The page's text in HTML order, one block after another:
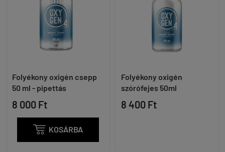
Folyékony oxigén csepp
50 ml - pipettás
8 000 Ft
 KOSÁRBA
Folyékony oxigén
szórófejes 50ml
8 400 Ft